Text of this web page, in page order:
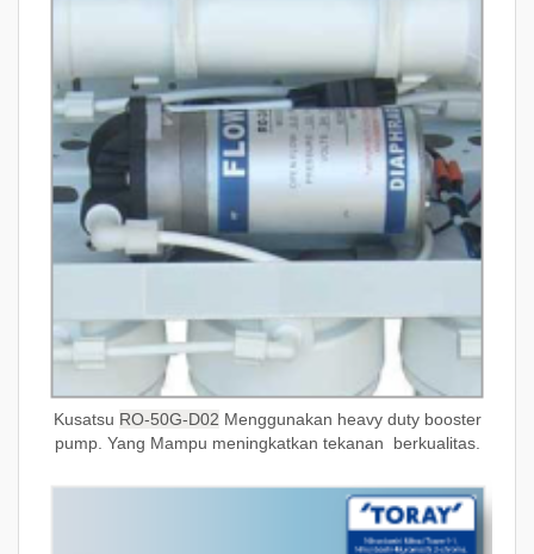
Kusatsu RO-50G-D02 Menggunakan heavy duty booster
pump. Yang Mampu meningkatkan tekanan berkualitas.